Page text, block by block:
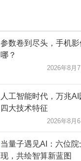
参数卷到尽头，手机
哪？
2026年8月
人工智能时代，万兆
四大技术特征
2026年8月
当量子遇见AI：六位
现，共绘智算新蓝图